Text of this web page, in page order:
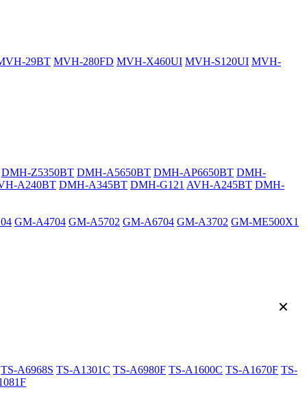
29BT MVH-280FD MVH-X460UI MVH-S120UI MVH-
DMH-Z5350BT DMH-A5650BT DMH-AP6650BT DMH-
A240BT DMH-A345BT DMH-G121 AVH-A245BT DMH-
GM-A4704 GM-A5702 GM-A6704 GM-A3702 GM-ME500X1
TS-A6968S TS-A1301C TS-A6980F TS-A1600C TS-A1670F TS-
✕